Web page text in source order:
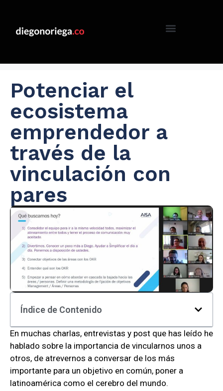
Potenciar el
ecosistema
emprendedor a
través de la
vinculación con
pares
Índice de Contenido
En muchas charlas, entrevistas y post que has leído he
hablado sobre la importancia de vincularnos unos a
otros, de atrevernos a conversar de los más
importante para un objetivo en común, poner a
latinoamérica como el cerebro del mundo.